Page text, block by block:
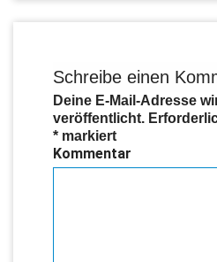
Schreibe einen
Deine E-Mail-Adresse
veröffentlicht.
* markiert
Kommentar